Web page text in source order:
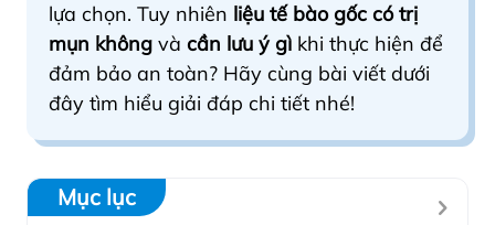
lựa chọn. Tuy nhiên liệu tế bào gốc có trị
mụn không và cần lưu ý gì khi thực hiện để
đảm bảo an toàn? Hãy cùng bài viết dưới
đây tìm hiểu giải đáp chi tiết nhé!
Mục lục